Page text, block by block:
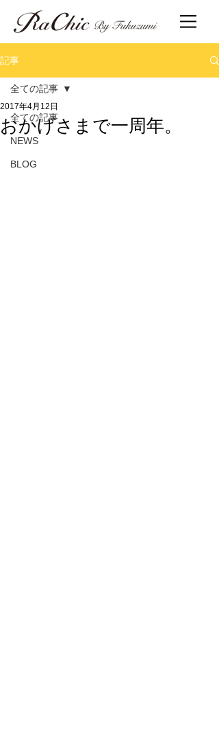
記事
全ての記事
NEWS
BLOG
全ての記事
おかげさまで一周年。
2017年4月12日